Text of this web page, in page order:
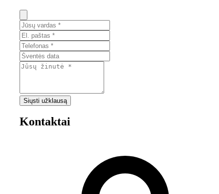
Siųsti užklausą
Kontaktai